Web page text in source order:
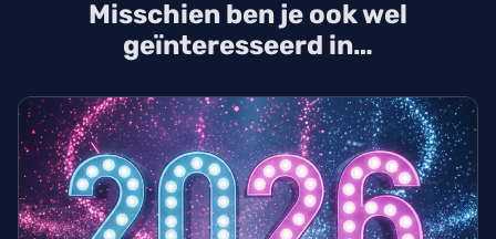
Misschien ben je ook wel
geïnteresseerd in…